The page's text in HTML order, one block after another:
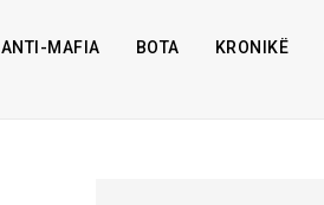
ANTI-MAFIA BOTA KRONIKË